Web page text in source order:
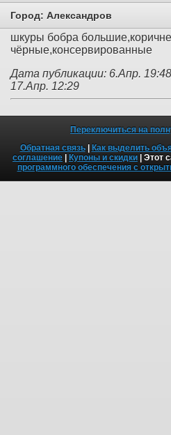
Город: Александров
шкуры бобра
чёрные,консервированные
Дата публикации: 6.Апр. 19:48
17.Апр. 12:29
Переключиться на
Обратная связь| Как выделить
соглашение | Купоны и скидки | Этот
программного обеспечения с